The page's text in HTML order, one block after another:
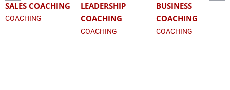
SALES COACHING
COACHING
LEADERSHIP
COACHING
COACHING
BUSINESS
COACHING
COACHING